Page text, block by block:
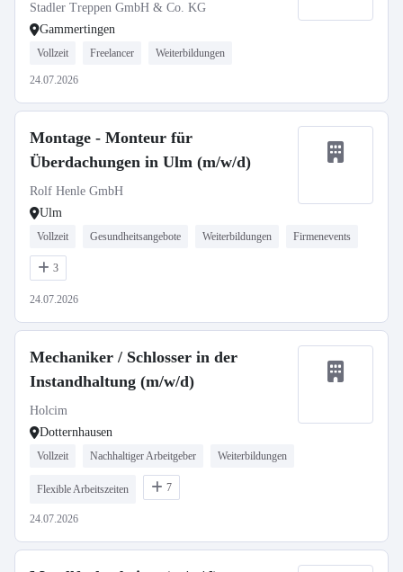
Stadler Treppen GmbH & Co. KG
Gammertingen
Vollzeit Freelancer Weiterbildungen
24.07.2026
Montage - Monteur für
Überdachungen in Ulm (m/w/d)
Rolf Henle GmbH
Ulm
Vollzeit Gesundheitsangebote Weiterbildungen Firmenevents
3
24.07.2026
Mechaniker / Schlosser in der
Instandhaltung (m/w/d)
Holcim
Dotternhausen
Vollzeit Nachhaltiger Arbeitgeber Weiterbildungen
Flexible Arbeitszeiten 7
24.07.2026